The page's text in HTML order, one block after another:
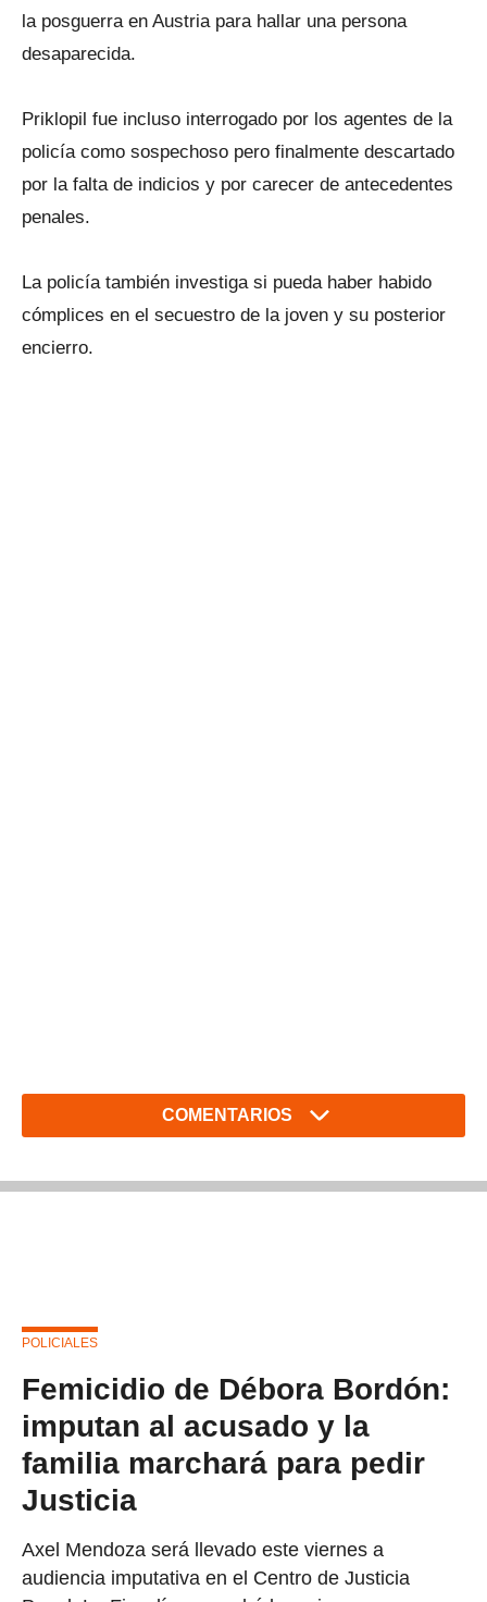
la posguerra en Austria para hallar una persona
desaparecida.
Priklopil fue incluso interrogado por los agentes de la
policía como sospechoso pero finalmente descartado
por la falta de indicios y por carecer de antecedentes
penales.
La policía también investiga si pueda haber habido
cómplices en el secuestro de la joven y su posterior
encierro.
COMENTARIOS